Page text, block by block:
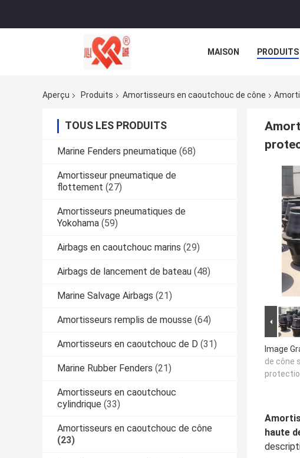
MAISON PRODUITS
Aperçu
Produits Amortisseurs en caoutchouc de cône
TOUS LES PRODUITS
Marine Fenders pneumatique (68)
Amortisseur pneumatique de
flottement (27)
Amortisseurs pneumatiques de
Yokohama (59)
Airbags en caoutchouc marins (29)
Airbags de lancement de bateau (48)
Marine Salvage Airbags (21)
Amortisseurs remplis de mousse (64)
Amortisseurs en caoutchouc de D (31)
Marine Rubber Fenders (21)
Amortisseurs en caoutchouc
cylindrique (33)
Amortisseurs en caoutchouc de cône
(23)
Image
de cône
haute